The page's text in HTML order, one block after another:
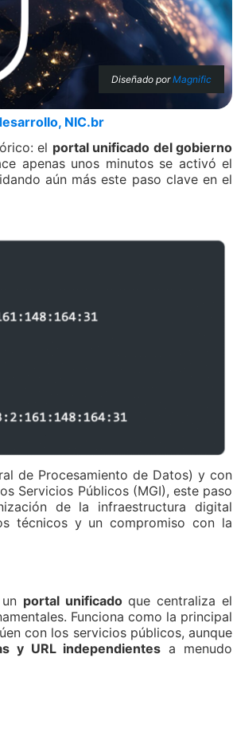
Diseñado porMagnific
NIC.br
el portal unificado del gobierno
apenas unos minutos se activó el
aún más este paso clave en el
de Procesamiento de Datos) y con
Servicios Públicos (MGI), este paso
de la infraestructura digital
técnicos y un compromiso con la
portal unificadoque centraliza el
Funciona como la principal
con los servicios públicos, aunque
y URL independientes a menudo